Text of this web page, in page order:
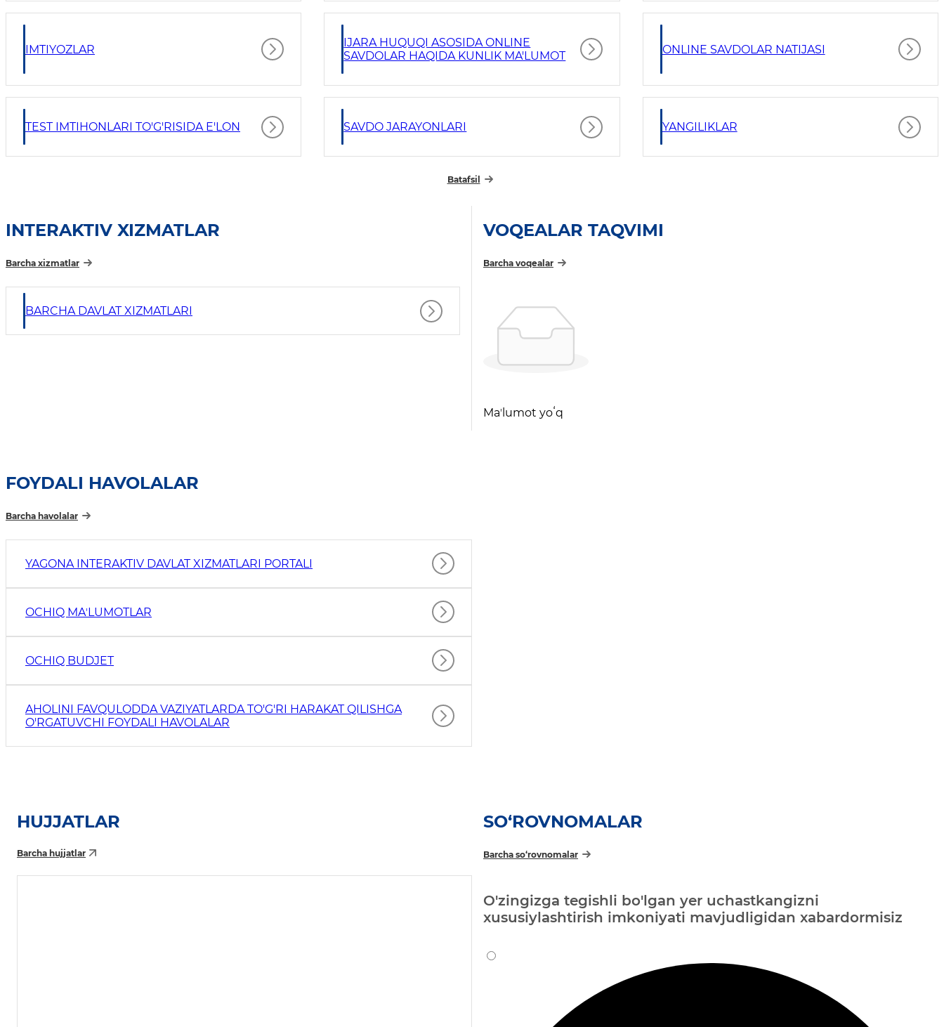
IMTIYOZLAR
IJARA HUQUQI ASOSIDA ONLINE
SAVDOLAR HAQIDA KUNLIK MA'LUMOT
ONLINE SAVDOLAR NATIJASI
TEST IMTIHONLARI TO'G'RISIDA E'LON SAVDO JARAYONLARI YANGILIKLAR
Batafsil
INTERAKTIV XIZMATLAR
Barcha xizmatlar
BARCHA DAVLAT XIZMATLARI
VOQEALAR TAQVIMI
Barcha voqealar
Maʼlumot yoʻq
FOYDALI HAVOLALAR
Barcha havolalar
YAGONA INTERAKTIV DAVLAT XIZMATLARI PORTALI
OCHIQ MAʼLUMOTLAR
OCHIQ BUDJET
AHOLINI FAVQULODDA VAZIYATLARDA TO'G'RI HARAKAT QILISHGA
O'RGATUVCHI FOYDALI HAVOLALAR
HUJJATLAR
Barcha hujjatlar
SO‘ROVNOMALAR
Barcha so‘rovnomalar
O'zingizga tegishli bo'lgan yer uchastkangizni
xususiylashtirish imkoniyati mavjudligidan xabardormisiz